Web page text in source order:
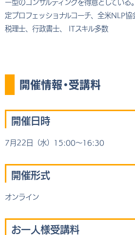
ー型のコンサルティングを得意としてい
定プロフェッショナルコーチ、全米NLP協
税理士、行政書士、 ITスキル多数
開催情報・受講料
開催日時
7月22日（水）15:00～16:30
開催形式
オンライン
お一人様受講料